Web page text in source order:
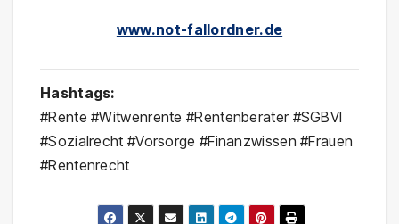
www.not-fallordner.de
Hashtags:
#Rente #Witwenrente #Rentenberater #SGBVI
#Sozialrecht #Vorsorge #Finanzwissen #Frauen
#Rentenrecht